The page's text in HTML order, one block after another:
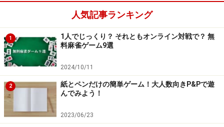
人気記事ランキング
1
1人でじっくり？ それともオンライン対戦で？ 無
料麻雀ゲーム9選
2024/10/11
2
紙とペンだけの簡単ゲーム！大人数向きP&Pで遊
んでみよう！
2023/06/23